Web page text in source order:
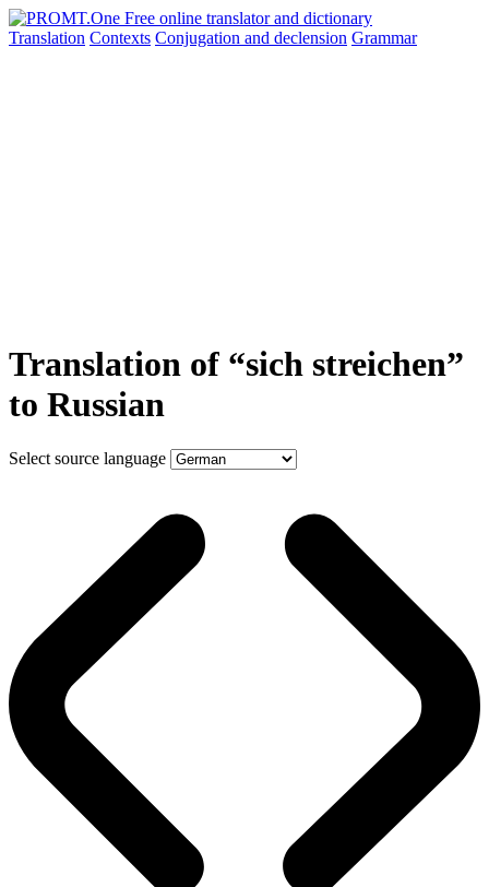
Translation Contexts Conjugation and declension Grammar
Translation of “sich streichen”
to Russian
Select source language